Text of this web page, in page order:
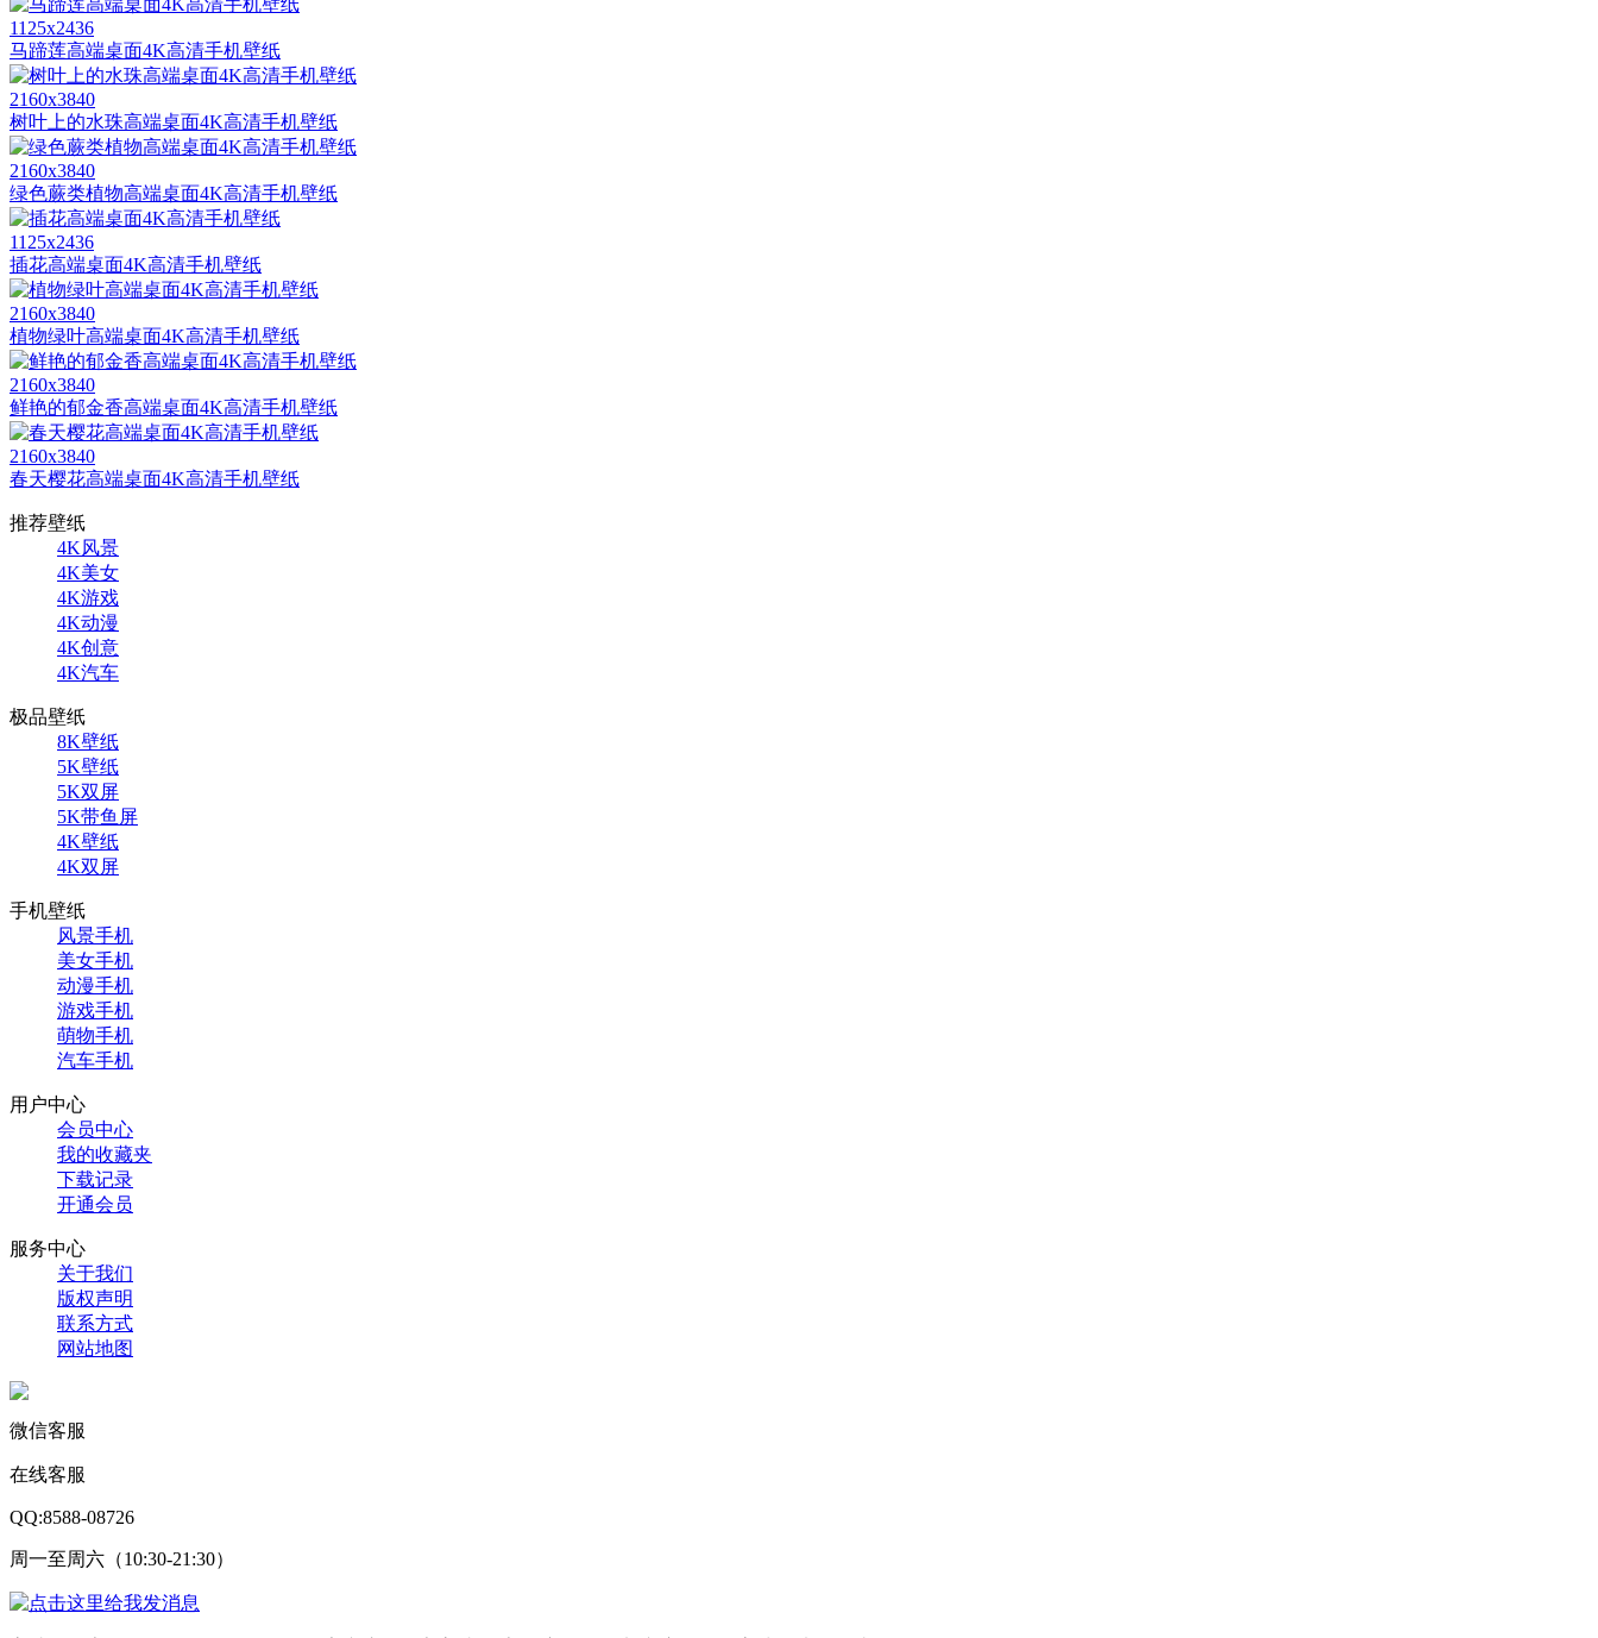
1125x2436
马蹄莲高端桌面4K高清手机壁纸
2160x3840
树叶上的水珠高端桌面4K高清手机壁纸
2160x3840
绿色蕨类植物高端桌面4K高清手机壁纸
1125x2436
插花高端桌面4K高清手机壁纸
2160x3840
植物绿叶高端桌面4K高清手机壁纸
2160x3840
鲜艳的郁金香高端桌面4K高清手机壁纸
2160x3840
春天樱花高端桌面4K高清手机壁纸
推荐壁纸
4K风景
4K美女
4K游戏
4K动漫
4K创意
4K汽车
极品壁纸
8K壁纸
5K壁纸
5K双屏
5K带鱼屏
4K壁纸
4K双屏
手机壁纸
风景手机
美女手机
动漫手机
游戏手机
萌物手机
汽车手机
用户中心
会员中心
我的收藏夹
下载记录
开通会员
服务中心
关于我们
版权声明
联系方式
网站地图
微信客服
在线客服
QQ:8588-08726
周一至周六（10:30-21:30）